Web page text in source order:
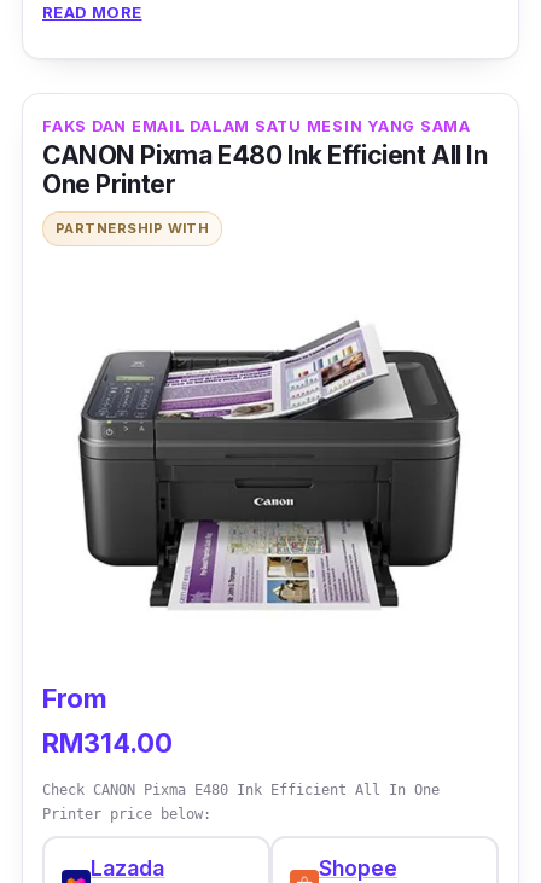
READ MORE
FAKS DAN EMAIL DALAM SATU MESIN YANG SAMA
CANON Pixma E480 Ink Efficient All In
One Printer
PARTNERSHIP WITH
From
RM314.00
Check CANON Pixma E480 Ink Efficient All In One
Printer price below:
Lazada
Shopee